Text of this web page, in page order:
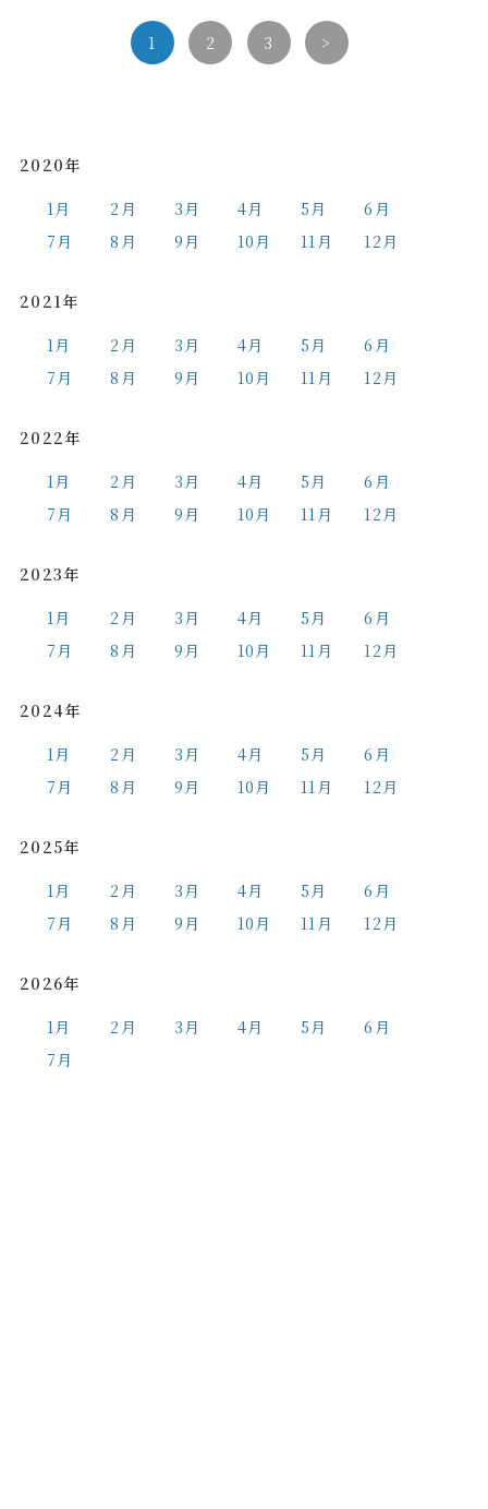
1 2 3 >
2020年
1月
2月 3月 4月 5月
6月
7月
8月 9月 10月 11月 12月
2021年
1月
2月 3月 4月 5月
6月
7月
8月 9月 10月 11月 12月
2022年
1月
2月 3月 4月 5月
6月
7月
8月 9月 10月 11月 12月
2023年
1月
2月 3月 4月 5月
6月
7月
8月 9月 10月 11月 12月
2024年
1月
2月 3月 4月 5月
6月
7月
8月 9月 10月 11月 12月
2025年
1月
2月 3月 4月 5月
6月
7月
8月 9月 10月 11月 12月
2026年
1月
2月 3月 4月 5月
6月
7月